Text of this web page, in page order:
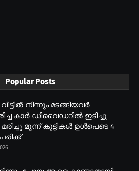
Popular Posts
നിന്നും മടങ്ങിയവർ
കാർ ഡിവൈഡറിൽ ഇടിച്ചു
മൂന്ന് കുട്ടികൾ ഉൾപെടെ 4